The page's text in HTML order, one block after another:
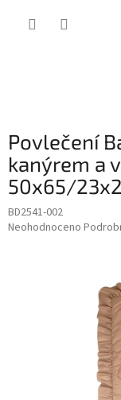
Povlečení
kanýrem a
50x65/
BD2541-002
Průměrné
Neohodnoceno